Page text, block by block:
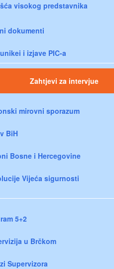
visokog predstavnika
dokumenti
i izjave PIC-a
Zahtjevi za intervjue
mirovni sporazum
BiH
Bosne i Hercegovine
Vijeća sigurnosti
5+2
u Brčkom
Supervizora